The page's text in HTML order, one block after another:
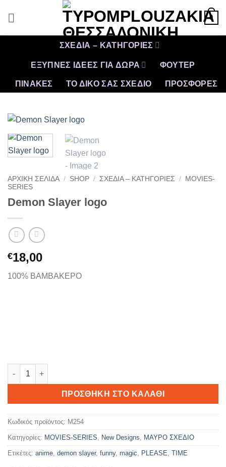
0
ΣΧΕΔΙΑ – ΚΑΤΗΓΟΡΙΕΣ
ΕΞΥΠΝΕΣ ΙΔΕΕΣ ΓΙΑ ΔΩΡΑ ΦΟΥΤΕΡ
ΠΙΝΑΚΕΣ ΤΟ ΔΙΚΟ ΣΑΣ ΣΧΕΔΙΟ ΠΡΟΣΦΟΡΈΣ
ΑΡΧΙΚΉ ΣΕΛΊΔΑ / SHOP / ΣΧΕΔΙΑ – ΚΑΤΗΓΟΡΙΕΣ /
MOVIES-
SERIES
Demon Slayer logo
€18,00
100% ΒΑΜΒΑΚΕΡΟ
Demon Slayer logo ποσότητα
ΠΡΟΣΘΉΚΗ ΣΤΟ ΚΑΛΆΘΙ
Κωδικός προϊόντος: M254
Κατηγορίες: MOVIES-SERIES, New Designs, ΜΑΥΡΟ ΣΧΕΔΙΟ
Ετικέτες: anime, demon slayer, funny, magic, PLEASE, TIME